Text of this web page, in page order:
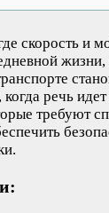
скорость и
жизни,
речь
требуют